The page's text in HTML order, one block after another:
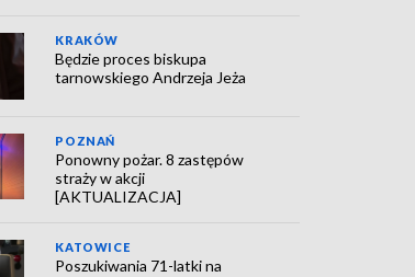
KRAKÓW
Będzie proces biskupa
tarnowskiego Andrzeja Jeża
POZNAŃ
Ponowny pożar. 8 zastępów
straży w akcji
[AKTUALIZACJA]
KATOWICE
Poszukiwania 71-latki na